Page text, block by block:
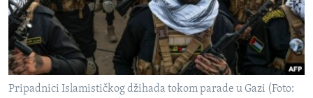
Pripadnici Islamističkog džihada tokom parade u Gazi (Foto: